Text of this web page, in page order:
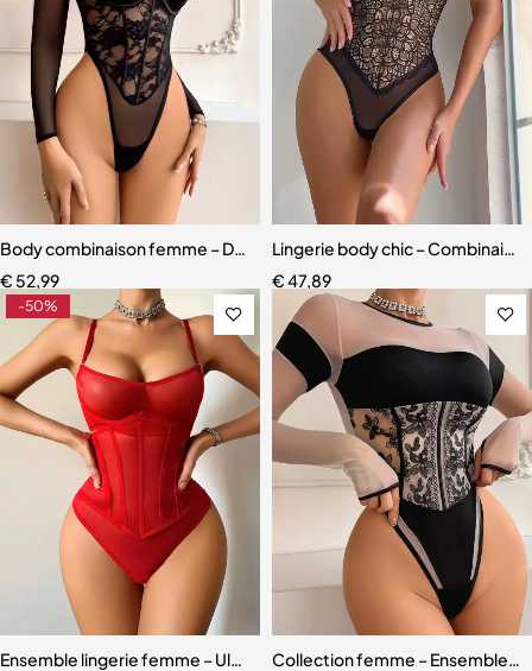
Body combinaison femme – Design en dentelle 3D et maille légère
€ 52,99
Lingerie body chic –
€47,89
-50%
Ensemble lingerie femme – Ultra-fin respirant avec effet sculptant
Collection femme – Ensemble